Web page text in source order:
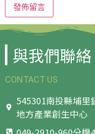
與我們聯絡
CONTACT US
545301南投縣埔里
地方產業創生中心